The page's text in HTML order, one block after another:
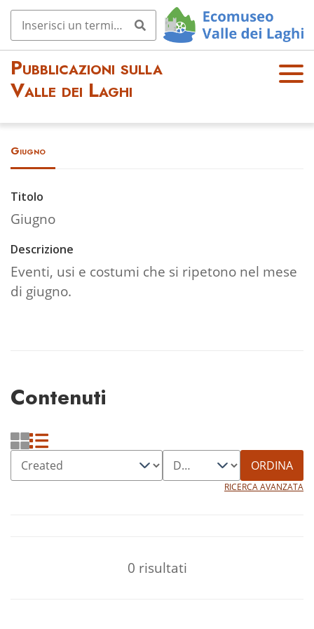
Pubblicazioni sulla
Valle dei Laghi
OPE
Giugno
Titolo
Giugno
Descrizione
Eventi, usi e costumi che si ripetono nel mese
di giugno.
Contenuti
ORDINA
RICERCA AVANZATA
0 risultati